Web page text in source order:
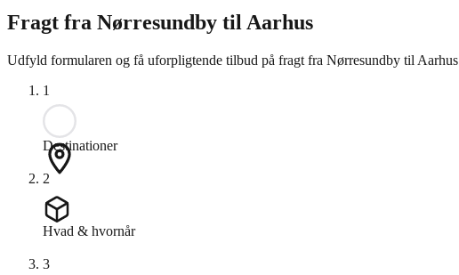
Fragt fra Nørresundby til Aarhus
Udfyld formularen og få uforpligtende tilbud på fragt fra Nørresundby til Aarhus
1
Destinationer
2
Hvad & hvornår
3